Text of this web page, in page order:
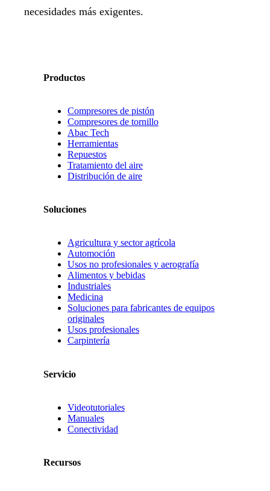
necesidades más exigentes.
Productos
Compresores de pistón
Compresores de tornillo
Abac Tech
Herramientas
Repuestos
Tratamiento del aire
Distribución de aire
Soluciones
Agricultura y sector agrícola
Automoción
Usos no profesionales y aerografía
Alimentos y bebidas
Industriales
Medicina
Soluciones para fabricantes de equipos
originales
Usos profesionales
Carpintería
Servicio
Videotutoriales
Manuales
Conectividad
Recursos